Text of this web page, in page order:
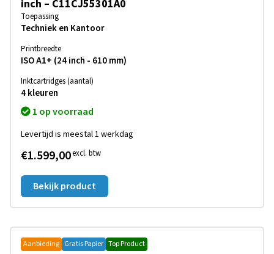
inch – C11CJ55301A0
Toepassing
Techniek en Kantoor
Printbreedte
ISO A1+ (24 inch - 610 mm)
Inktcartridges (aantal)
4 kleuren
1 op voorraad
Levertijd is meestal 1 werkdag
€1.599,00excl. btw
Bekijk product
Aanbieding Gratis Papier Top Product